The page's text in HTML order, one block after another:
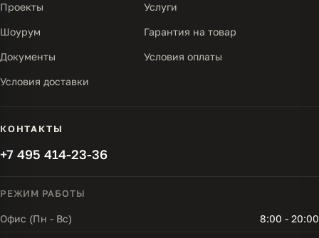
Проекты Услуги
Шоурум Гарантия на товар
Документы Условия оплаты
Условия доставки
КОНТАКТЫ
+7 495 414-23-36
РЕЖИМ РАБОТЫ
Офис (Пн - Вс) 8:00 - 20:00